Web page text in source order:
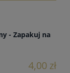
- Zapakuj na
4,00 zł